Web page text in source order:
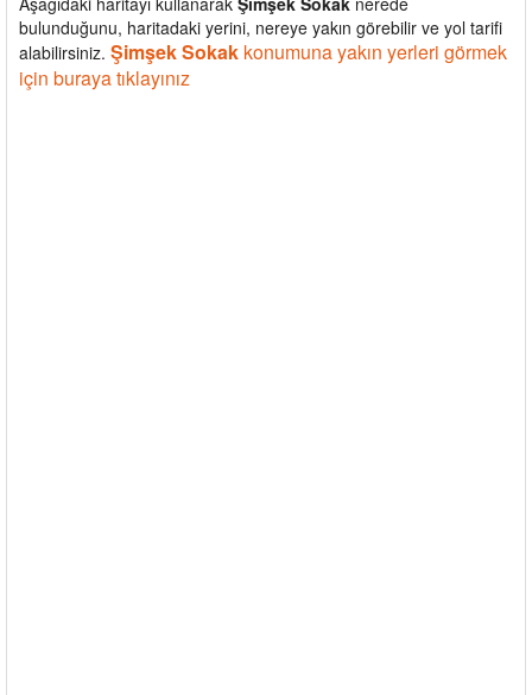
bulunduğunu, haritadaki yerini, nereye yakın görebilir ve yol tarifi
alabilirsiniz. Şimşek Sokak konumuna yakın yerleri görmek
için buraya tıklayınız